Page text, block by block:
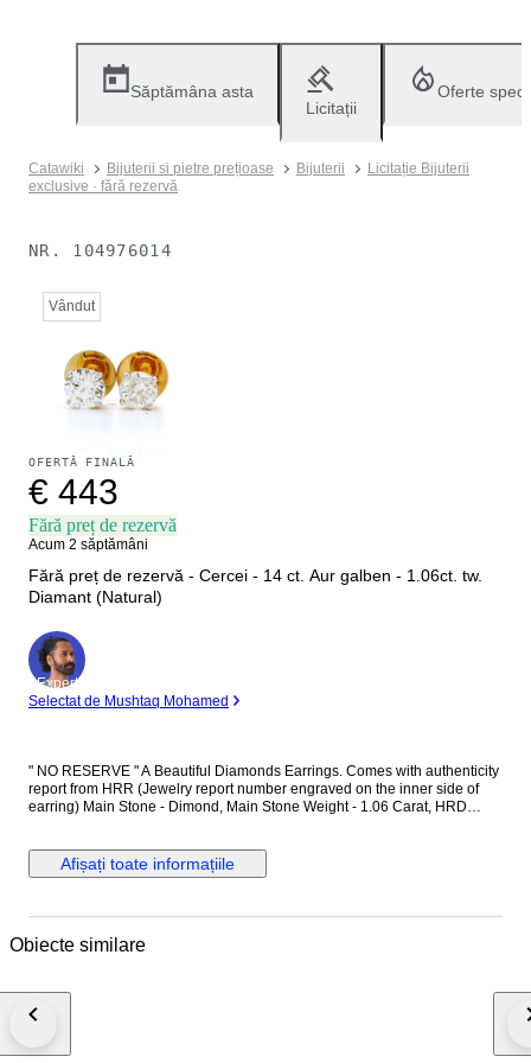
Săptămâna asta
Licitații
Oferte
Catawiki Bijuterii si pietre prețioase Bijuterii
Licitație Bijuterii
exclusive · fără rezervă
NR. 104976014
Vândut
OFERTĂ FINALĂ
€ 443
Fără preț de rezervă
Acum 2 săptămâni
Fără preț de rezervă - Cercei - 14 ct. Aur galben - 1.06ct. tw.
Diamant (Natural)
Expert
Selectat de Mushtaq Mohamed
" NO RESERVE " A Beautiful Diamonds Earrings. Comes with authenticity
report from HRR (Jewelry report number engraved on the inner side of
earring) Main Stone - Dimond, Main Stone Weight - 1.06 Carat, HRD
Afișați toate informațiile
Obiecte similare